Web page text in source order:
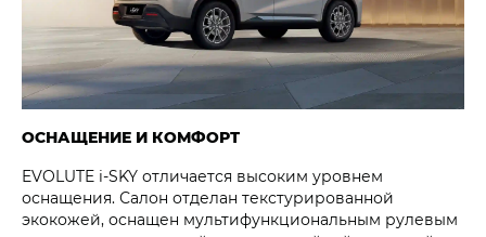
ОСНАЩЕНИЕ И КОМФОРТ
EVOLUTE i‑SKY отличается высоким уровнем
оснащения. Салон отделан текстурированной
экокожей, оснащен мультифункциональным рулевым